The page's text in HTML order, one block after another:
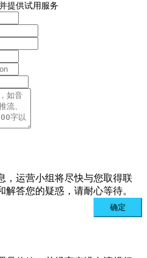
提供试用服务
，运营小组将尽快与您取得联
答您的疑惑，请耐心等待。
确定